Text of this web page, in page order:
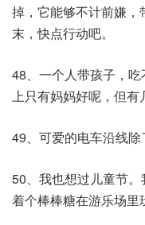
掉，它能够不计前嫌
末，快点行动吧。
48、一个人带孩子，
上只有妈妈好呢，但有
49、可爱的电车沿线除
50、我也想过儿童节
着个棒棒糖在游乐场里